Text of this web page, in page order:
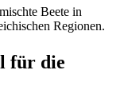
Beete in
Regionen.
für die